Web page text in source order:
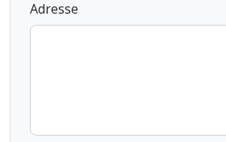
Adresse